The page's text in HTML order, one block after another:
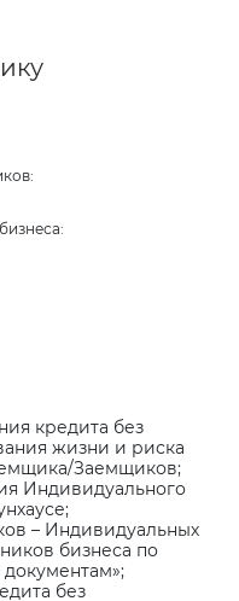
кредита без
жизни и риска
Заемщиков;
Индивидуального
– Индивидуальных
бизнеса по
без